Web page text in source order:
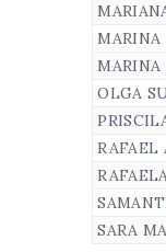
MARINA
MARINA
OLGA
RAFAEL
SARA